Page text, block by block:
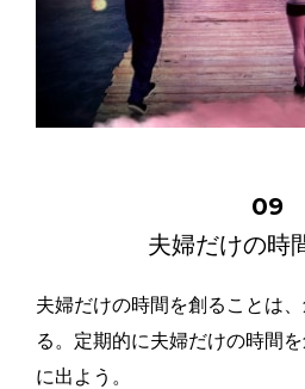
09
夫婦だけの時
夫婦だけの時間を創ることは
る。定期的に夫婦だけの時間
に出よう。